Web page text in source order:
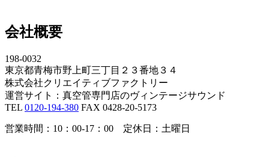
会社概要
198-0032
東京都青梅市野上町三丁目２３番地３４
株式会社クリエイティブファクトリー
運営サイト：真空管専門店のヴィンテージサウンド
TEL 0120-194-380 FAX 0428-20-5173
営業時間：10：00-17：00 定休日：土曜日